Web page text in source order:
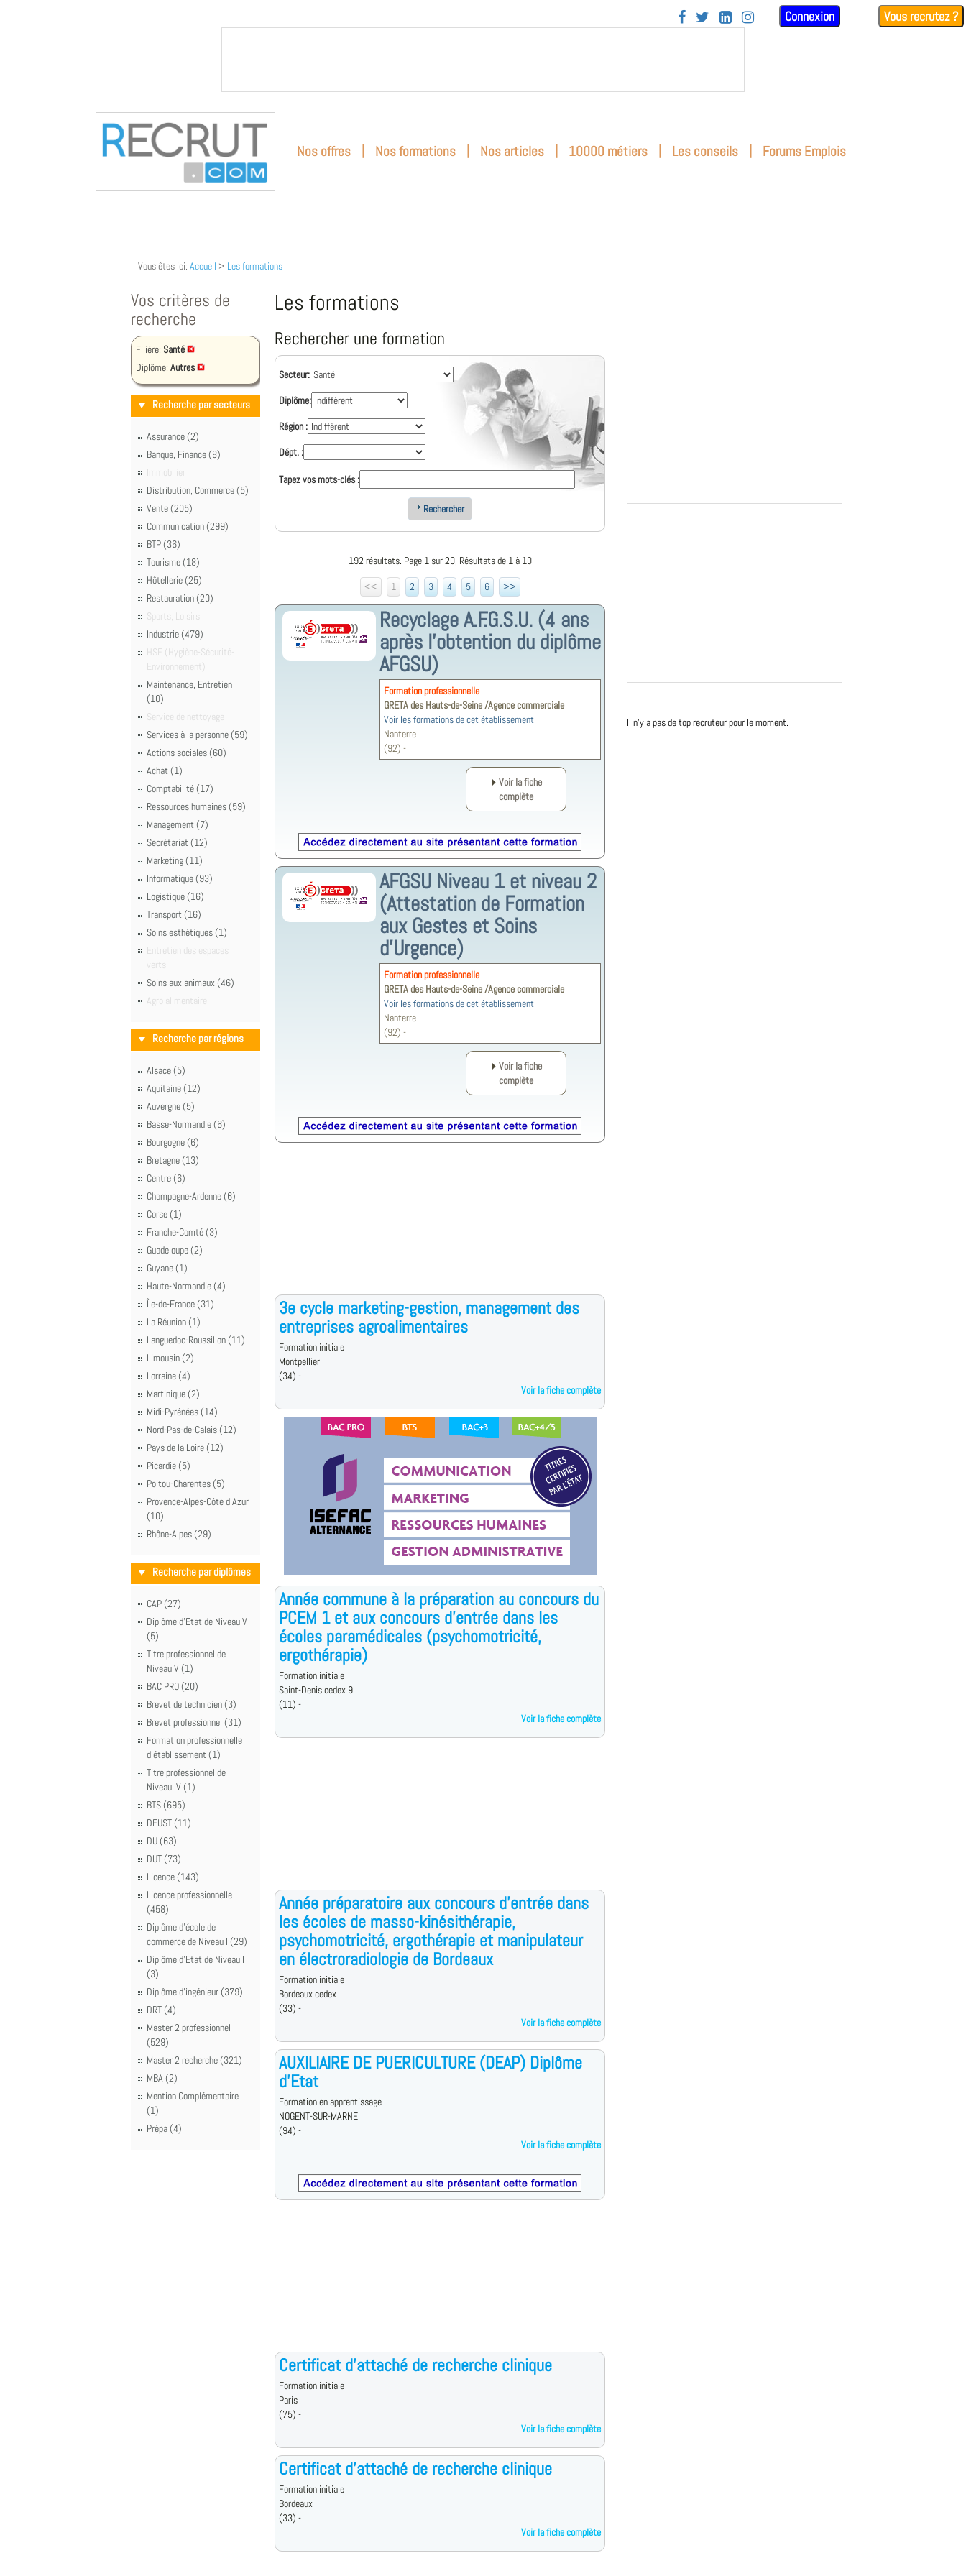
    Connexion Vous recrutez ?
Nos offres | Nos formations | Nos articles | 10000 métiers | Les conseils | Forums Emplois
Vous êtes ici: Accueil > Les formations
Vos critères de
recherche
Filière: Santé
Diplôme: Autres
Recherche par secteurs
Assurance (2)
Banque, Finance (8)
Immobilier
Distribution, Commerce (5)
Vente (205)
Communication (299)
BTP (36)
Tourisme (18)
Hôtellerie (25)
Restauration (20)
Sports, Loisirs
Industrie (479)
HSE (Hygiène-Sécurité-
Environnement)
Maintenance, Entretien
(10)
Service de nettoyage
Services à la personne (59)
Actions sociales (60)
Achat (1)
Comptabilité (17)
Ressources humaines (59)
Management (7)
Secrétariat (12)
Marketing (11)
Informatique (93)
Logistique (16)
Transport (16)
Soins esthétiques (1)
Entretien des espaces
verts
Soins aux animaux (46)
Agro alimentaire
Recherche par régions
Alsace (5)
Aquitaine (12)
Auvergne (5)
Basse-Normandie (6)
Bourgogne (6)
Bretagne (13)
Centre (6)
Champagne-Ardenne (6)
Corse (1)
Franche-Comté (3)
Guadeloupe (2)
Guyane (1)
Haute-Normandie (4)
Île-de-France (31)
La Réunion (1)
Languedoc-Roussillon (11)
Limousin (2)
Lorraine (4)
Martinique (2)
Midi-Pyrénées (14)
Nord-Pas-de-Calais (12)
Pays de la Loire (12)
Picardie (5)
Poitou-Charentes (5)
Provence-Alpes-Côte d'Azur
(10)
Rhône-Alpes (29)
Recherche par diplômes
CAP (27)
Diplôme d'Etat de Niveau V
(5)
Titre professionnel de
Niveau V (1)
BAC PRO (20)
Brevet de technicien (3)
Brevet professionnel (31)
Formation professionnelle
d'établissement (1)
Titre professionnel de
Niveau IV (1)
BTS (695)
DEUST (11)
DU (63)
DUT (73)
Licence (143)
Licence professionnelle
(458)
Diplôme d'école de
commerce de Niveau I (29)
Diplôme d'Etat de Niveau I
(3)
Diplôme d'ingénieur (379)
DRT (4)
Master 2 professionnel
(529)
Master 2 recherche (321)
MBA (2)
Mention Complémentaire
(1)
Prépa (4)
Les formations
Rechercher une formation
Secteur:
Diplôme:
Région :
Dépt. :
Tapez vos mots-clés :
Rechercher
192 résultats. Page 1 sur 20, Résultats de 1 à 10
<<
1 2 3 4 5 6 >>
Recyclage A.F.G.S.U. (4 ans
après l'obtention du diplôme
AFGSU)
Formation professionnelle
GRETA des Hauts-de-Seine /Agence commerciale
Voir les formations de cet établissement
Nanterre
(92) -
Voir la fiche
complète
AFGSU Niveau 1 et niveau 2
(Attestation de Formation
aux Gestes et Soins
d’Urgence)
Formation professionnelle
GRETA des Hauts-de-Seine /Agence commerciale
Voir les formations de cet établissement
Nanterre
(92) -
Voir la fiche
complète
3e cycle marketing-gestion, management des
entreprises agroalimentaires
Formation initiale
Montpellier
(34) -
Voir la fiche complète
Année commune à la préparation au concours du
PCEM 1 et aux concours d'entrée dans les
écoles paramédicales (psychomotricité,
ergothérapie)
Formation initiale
Saint-Denis cedex 9
(11) -
Voir la fiche complète
Année préparatoire aux concours d'entrée dans
les écoles de masso-kinésithérapie,
psychomotricité, ergothérapie et manipulateur
en électroradiologie de Bordeaux
Formation initiale
Bordeaux cedex
(33) -
Voir la fiche complète
AUXILIAIRE DE PUERICULTURE (DEAP) Diplôme
d'Etat
Formation en apprentissage
NOGENT-SUR-MARNE
(94) -
Voir la fiche complète
Certificat d'attaché de recherche clinique
Formation initiale
Paris
(75) -
Voir la fiche complète
Certificat d'attaché de recherche clinique
Formation initiale
Bordeaux
(33) -
Voir la fiche complète
Il n'y a pas de top recruteur pour le moment.